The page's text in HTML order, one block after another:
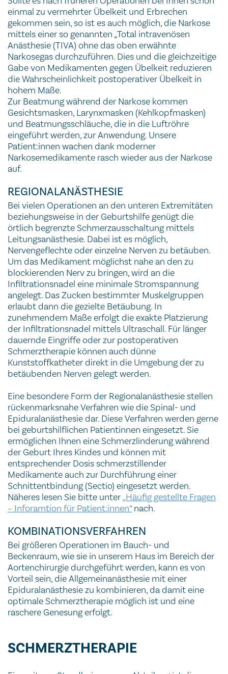
einmal zu vermehrter Übelkeit und Erbrechen
gekommen sein, so ist es auch möglich, die Narkose
mittels einer so genannten „Total intravenösen
Anästhesie (TIVA) ohne das oben erwähnte
Narkosegas durchzuführen. Dies und die gleichzeitige
Gabe von Medikamenten gegen Übelkeit reduzieren
die Wahrscheinlichkeit postoperativer Übelkeit in
hohem Maße.
Zur Beatmung während der Narkose kommen
Gesichtsmasken, Larynxmasken (Kehlkopfmasken)
und Beatmungsschläuche, die in die Luftröhre
eingeführt werden, zur Anwendung. Unsere
Patient:innen wachen dank moderner
Narkosemedikamente rasch wieder aus der Narkose
auf.
REGIONALANÄSTHESIE
Bei vielen Operationen an den unteren Extremitäten
beziehungsweise in der Geburtshilfe genügt die
örtlich begrenzte Schmerzausschaltung mittels
Leitungsanästhesie. Dabei ist es möglich,
Nervengeflechte oder einzelne Nerven zu betäuben.
Um das Medikament möglichst nahe an den zu
blockierenden Nerv zu bringen, wird an die
Infiltrationsnadel eine minimale Stromspannung
angelegt. Das Zucken bestimmter Muskelgruppen
erlaubt dann die gezielte Betäubung. In
zunehmendem Maße erfolgt die exakte Platzierung
der Infiltrationsnadel mittels Ultraschall. Für länger
dauernde Eingriffe oder zur postoperativen
Schmerztherapie können auch dünne
Kunststoffkatheter direkt in die Umgebung der zu
betäubenden Nerven gelegt werden.
Eine besondere Form der Regionalanästhesie stellen
rückenmarksnahe Verfahren wie die Spinal- und
Epiduralanästhesie dar. Diese Verfahren werden gerne
bei geburtshilflichen Patientinnen eingesetzt. Sie
ermöglichen Ihnen eine Schmerzlinderung während
der Geburt Ihres Kindes und können mit
entsprechender Dosis schmerzstillender
Medikamente auch zur Durchführung einer
Schnittentbindung (Sectio) eingesetzt werden.
Näheres lesen Sie bitte unter„Häufig gestellte Fragen
– Inforamtion für Patient:innen“nach.
KOMBINATIONSVERFAHREN
Bei größeren Operationen im Bauch- und
Beckenraum, wie sie in unserem Haus im Bereich der
Aortenchirurgie durchgeführt werden, kann es von
Vorteil sein, die Allgemeinanästhesie mit einer
Epiduralanästhesie zu kombinieren, da damit eine
optimale Schmerztherapie möglich ist und eine
raschere Genesung erfolgt.
SCHMERZTHERAPIE